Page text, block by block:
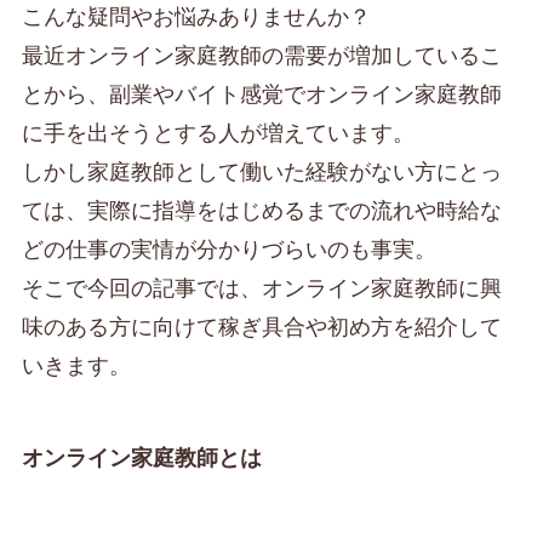
こんな疑問やお悩みありませんか？
最近オンライン家庭教師の需要が増加しているこ
とから、副業やバイト感覚でオンライン家庭教師
に手を出そうとする人が増えています。
しかし家庭教師として働いた経験がない方にとっ
ては、実際に指導をはじめるまでの流れや時給な
どの仕事の実情が分かりづらいのも事実。
そこで今回の記事では、オンライン家庭教師に興
味のある方に向けて稼ぎ具合や初め方を紹介して
いきます。
オンライン家庭教師とは